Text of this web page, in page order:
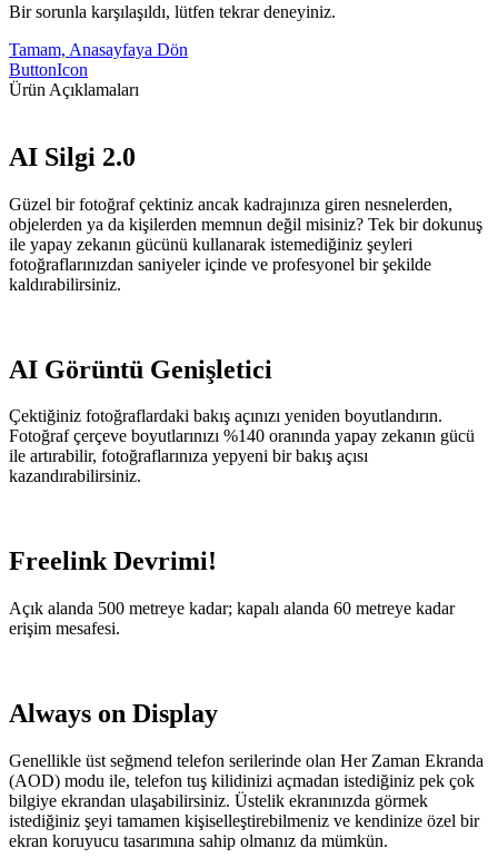
Bir sorunla karşılaşıldı, lütfen tekrar deneyiniz.
Tamam, Anasayfaya Dön
ButtonIcon
Ürün Açıklamaları
AI Silgi 2.0
Güzel bir fotoğraf çektiniz ancak kadrajınıza giren nesnelerden,
objelerden ya da kişilerden memnun değil misiniz? Tek bir dokunuş
ile yapay zekanın gücünü kullanarak istemediğiniz şeyleri
fotoğraflarınızdan saniyeler içinde ve profesyonel bir şekilde
kaldırabilirsiniz.
AI Görüntü Genişletici
Çektiğiniz fotoğraflardaki bakış açınızı yeniden boyutlandırın.
Fotoğraf çerçeve boyutlarınızı %140 oranında yapay zekanın gücü
ile artırabilir, fotoğraflarınıza yepyeni bir bakış açısı
kazandırabilirsiniz.
Freelink Devrimi!
Açık alanda 500 metreye kadar; kapalı alanda 60 metreye kadar
erişim mesafesi.
Always on Display
Genellikle üst seğmend telefon serilerinde olan Her Zaman Ekranda
(AOD) modu ile, telefon tuş kilidinizi açmadan istediğiniz pek çok
bilgiye ekrandan ulaşabilirsiniz. Üstelik ekranınızda görmek
istediğiniz şeyi tamamen kişiselleştirebilmeniz ve kendinize özel bir
ekran koruyucu tasarımına sahip olmanız da mümkün.